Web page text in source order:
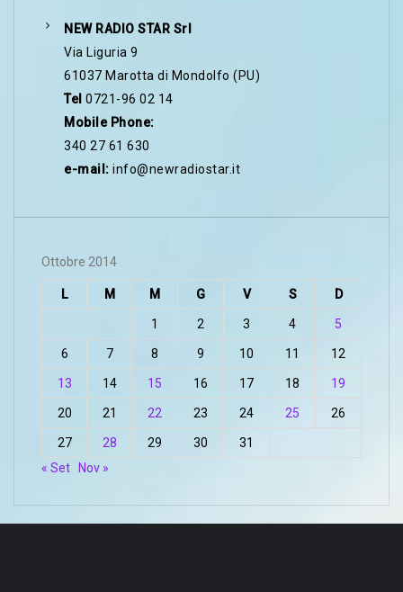
NEW RADIO STAR Srl
Via Liguria 9
61037 Marotta di Mondolfo (PU)
Tel 0721-96 02 14
Mobile Phone:
340 27 61 630
e-mail: info@newradiostar.it
Ottobre 2014
L M M G V S D
1 2 3 4 5
6 7 8 9 10 11 12
13 14 15 16 17 18 19
20 21 22 23 24 25 26
27 28 29 30
31
« Set
Nov »